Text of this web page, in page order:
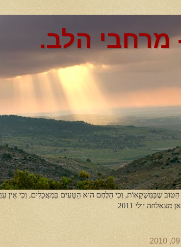
- מרחבי הלב.
שֶׁבַּמַּשְׁקָאוֹת, וְכִי הַלֶּחֶם הוּא הַטָּעִים בַּמַאֲכָלִים, וְכִי אֵין
יולי 2011